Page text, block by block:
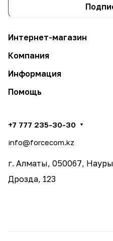
Интернет-магазин
Компания
Информация
Помощь
+7 777 235-30-30
info@forcecom.kz
г. Алматы, 050067,
Дрозда, 123